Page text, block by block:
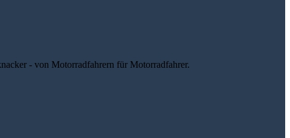
- von Motorradfahrern für Motorradfahrer.